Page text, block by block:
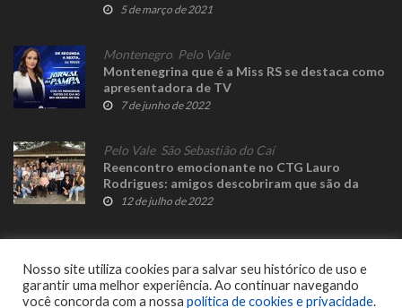
5 de março de 2021
Montenegro Pelo Vale
Montenegrina que é a Miss RS se destaca como
apresentadora de TV
7 de junho de 2022
Pelo Vale, São Sebastião do Caí
Reencontro emocionante no CTG Lauro
Rodrigues: amigos descobriram que são da
mesma família
12 de julho de 2022
Nosso site utiliza cookies para salvar seu histórico de uso e
garantir uma melhor experiência. Ao continuar navegando
você concorda com a nossa política de cookies e privacidade.